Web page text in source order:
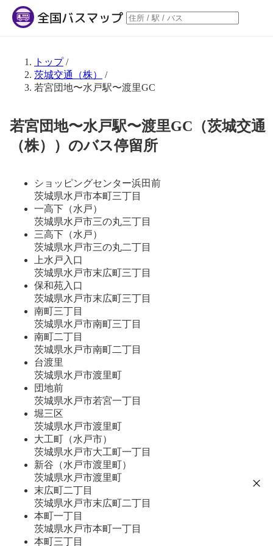
トップ/
茨城交通（株）
/
若宮団地〜水戸駅〜渡里GC
若宮団地〜水戸駅〜渡里GC（茨城交通
（株））のバス停留所
ショッピングセンター浜田前
茨城県水戸市本町三丁目
一高下（水戸）
茨城県水戸市三の丸三丁目
三高下（水戸）
茨城県水戸市三の丸二丁目
上水戸入口
茨城県水戸市末広町三丁目
保和苑入口
茨城県水戸市末広町三丁目
南町三丁目
茨城県水戸市南町三丁目
南町二丁目
茨城県水戸市南町二丁目
台渡里
茨城県水戸市渡里町
団地前
茨城県水戸市若宮一丁目
堀三区
茨城県水戸市渡里町
大工町（水戸市）
茨城県水戸市大工町一丁目
新谷（水戸市渡里町）
茨城県水戸市渡里町
末広町二丁目
茨城県水戸市末広町二丁目
本町一丁目
茨城県水戸市本町一丁目
本町三丁目